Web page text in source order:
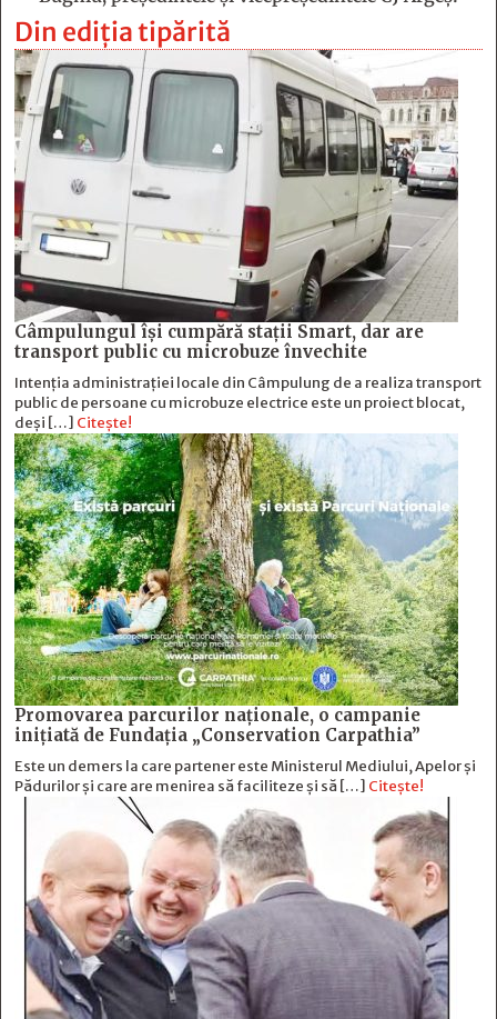
Din ediția tipărită
Câmpulungul îşi cumpără staţii Smart, dar are
transport public cu microbuze învechite
Intenția administrației locale din Câmpulung de a realiza transport
public de persoane cu microbuze electrice este un proiect blocat,
deși […] Citește!
Promovarea parcurilor naționale, o campanie
inițiată de Fundația „Conservation Carpathia”
Este un demers la care partener este Ministerul Mediului, Apelor și
Pădurilor și care are menirea să faciliteze și să […] Citește!